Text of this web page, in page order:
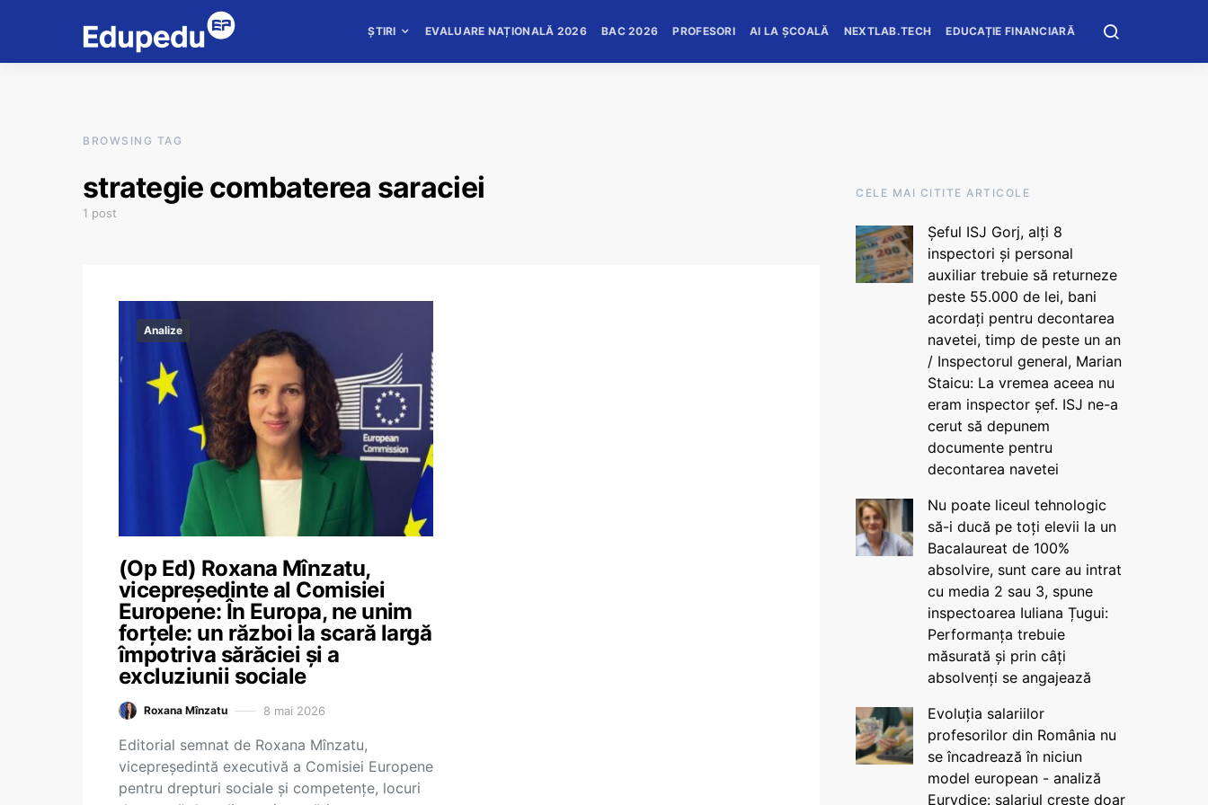
ȘTIRI EVALUARE NAȚIONALĂ 2026 BAC 2026 PROFESORI AI LA ȘCOALĂ NEXTLAB.TECH EDUCAȚIE FINANCIARĂ
BROWSING TAG
strategie combaterea saraciei
1 post
Analize
(Op Ed) Roxana Mînzatu,
vicepreședinte al Comisiei
Europene: În Europa, ne unim
forțele: un război la scară largă
împotriva sărăciei și a
excluziunii sociale
Roxana Mînzatu 8 mai 2026
Editorial semnat de Roxana Mînzatu,
vicepreședintă executivă a Comisiei Europene
pentru drepturi sociale și competențe, locuri
CELE MAI CITITE ARTICOLE
Șeful ISJ Gorj, alți 8
inspectori și personal
auxiliar trebuie să returneze
peste 55.000 de lei, bani
acordați pentru decontarea
navetei, timp de peste un an
/ Inspectorul general, Marian
Staicu: La vremea aceea nu
eram inspector șef. ISJ ne-a
cerut să depunem
documente pentru
decontarea navetei
Nu poate liceul tehnologic
să-i ducă pe toți elevii la un
Bacalaureat de 100%
absolvire, sunt care au intrat
cu media 2 sau 3, spune
inspectoarea Iuliana Țugui:
Performanța trebuie
măsurată și prin câți
absolvenți se angajează
Evoluția salariilor
profesorilor din România nu
se încadrează în niciun
model european - analiză
Eurydice: salariul crește doar